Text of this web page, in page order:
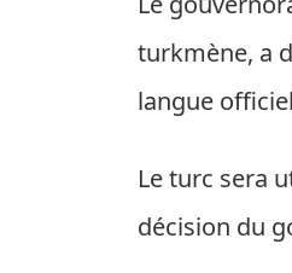
turkmène, a
langue
Le turc sera
décision du